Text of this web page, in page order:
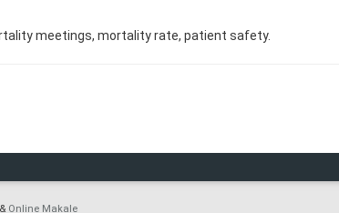
meetings, mortality rate, patient safety.
& Online Makale